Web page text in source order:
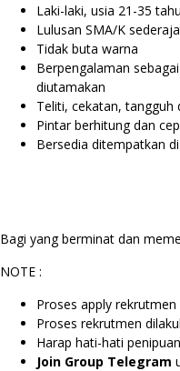
Laki-laki, usia 21-35
Lulusan SMA/K
Tidak buta warna
Berpengalaman
diutamakan
Teliti, cekatan, tangguh
Pintar berhitung dan
Bersedia ditempatkan
Bagi yang berminat dan
NOTE :
Proses apply
Proses rekrutmen
Harap hati-hati
Join Group Telegram